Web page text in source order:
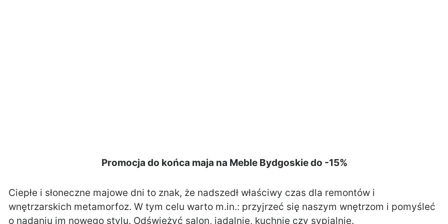
Promocja do końca maja na Meble Bydgoskie do -15%
Ciepłe i słoneczne majowe dni to znak, że nadszedł właściwy czas dla remontów i
wnętrzarskich metamorfoz. W tym celu warto m.in.: przyjrzeć się naszym wnętrzom i pomyśleć
o nadaniu im nowego stylu. Odświeżyć salon, jadalnię, kuchnię czy sypialnię.